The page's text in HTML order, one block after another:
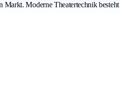
Moderne Theatertechnik